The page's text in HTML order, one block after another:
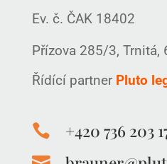
Ev. č. ČAK 18402
Přízova 285/3, Trnitá,
Řídící partner Pluto
 +420 736 203